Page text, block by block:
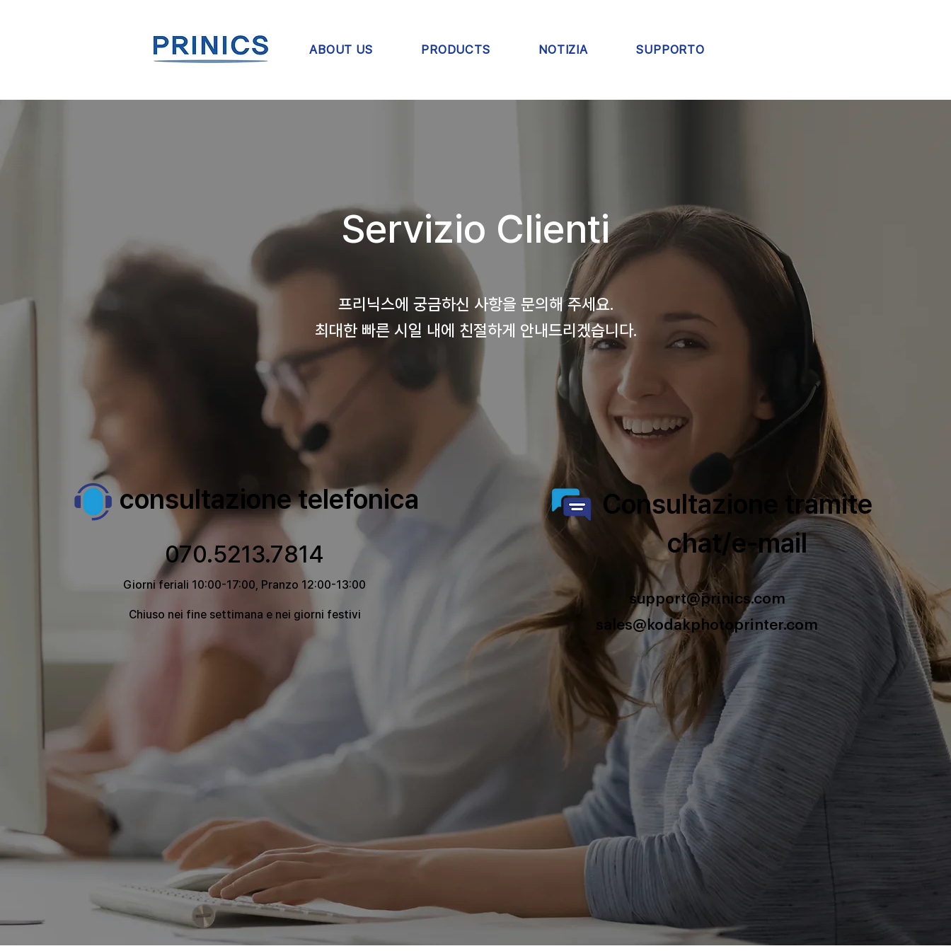
ABOUT US PRODUCTS NOTIZIA SUPPORTO
Servizio Clienti
프리닉스에 궁금하신 사항을 문의해 주세요.
최대한 빠른 시일 내에 친절하게 안내드리겠습니다.
consultazione telefonica
070.5213.7814
Giorni feriali 10:00-17:00, Pranzo 12:00-13:00
Chiuso nei fine settimana e nei giorni festivi
Consultazione tramite
chat/e-mail
support@prinics.com
sales@kodakphotoprinter.com